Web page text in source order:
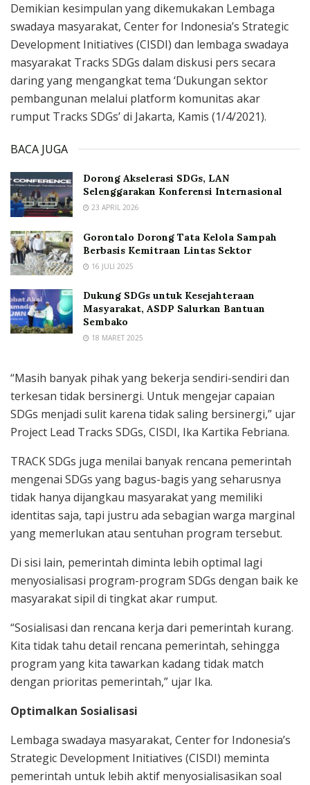
Demikian kesimpulan yang dikemukakan Lembaga
swadaya masyarakat, Center for Indonesia’s Strategic
Development Initiatives (CISDI) dan lembaga swadaya
masyarakat Tracks SDGs dalam diskusi pers secara
daring yang mengangkat tema ‘Dukungan sektor
pembangunan melalui platform komunitas akar
rumput Tracks SDGs’ di Jakarta, Kamis (1/4/2021).
BACA JUGA
Dorong Akselerasi SDGs, LAN
Selenggarakan Konferensi Internasional
23 APRIL 2026
Gorontalo Dorong Tata Kelola Sampah
Berbasis Kemitraan Lintas Sektor
16 JULI 2025
Dukung SDGs untuk Kesejahteraan
Masyarakat, ASDP Salurkan Bantuan
Sembako
18 MARET 2025
“Masih banyak pihak yang bekerja sendiri-sendiri dan
terkesan tidak bersinergi. Untuk mengejar capaian
SDGs menjadi sulit karena tidak saling bersinergi,” ujar
Project Lead Tracks SDGs, CISDI, Ika Kartika Febriana.
TRACK SDGs juga menilai banyak rencana pemerintah
mengenai SDGs yang bagus-bagis yang seharusnya
tidak hanya dijangkau masyarakat yang memiliki
identitas saja, tapi justru ada sebagian warga marginal
yang memerlukan atau sentuhan program tersebut.
Di sisi lain, pemerintah diminta lebih optimal lagi
menyosialisasi program-program SDGs dengan baik ke
masyarakat sipil di tingkat akar rumput.
“Sosialisasi dan rencana kerja dari pemerintah kurang.
Kita tidak tahu detail rencana pemerintah, sehingga
program yang kita tawarkan kadang tidak match
dengan prioritas pemerintah,” ujar Ika.
Optimalkan Sosialisasi
Lembaga swadaya masyarakat, Center for Indonesia’s
Strategic Development Initiatives (CISDI) meminta
pemerintah untuk lebih aktif menyosialisasikan soal